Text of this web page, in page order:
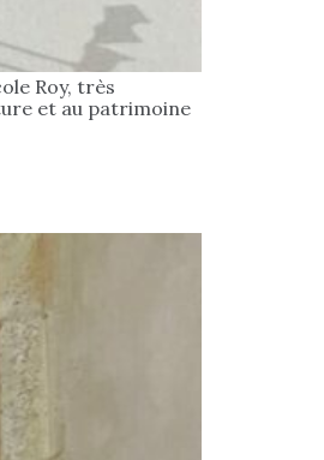
Roy, très
et au patrimoine